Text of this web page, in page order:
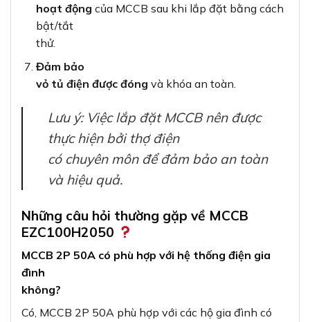
hoạt động của MCCB sau khi lắp đặt bằng cách
bật/tắt
thử.
Đảm bảo
vỏ tủ điện được đóng và khóa an toàn.
Lưu ý: Việc lắp đặt MCCB nên được
thực hiện bởi thợ điện
có chuyên môn để đảm bảo an toàn
và hiệu quả.
Những câu hỏi thường gặp về MCCB
EZC100H2050
MCCB 2P 50A có phù hợp với hệ thống điện gia
đình
không?
Có, MCCB 2P 50A phù hợp với các hộ gia đình có